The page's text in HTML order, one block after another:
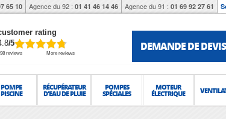
65 10 Agence du 92 : 01 41 46 14 46 Agence du 91 : 01 69 92 27 61
rating
/5
reviews More reviews
DEMANDE DE DEVIS
POMPE
PISCINE
RÉCUPÉRATEUR
D'EAU DE PLUIE
POMPES
SPÉCIALES
MOTEUR
ÉLECTRIQUE